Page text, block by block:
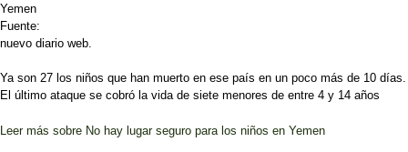
Yemen
Fuente:
nuevo diario web.
Ya son 27 los niños que han muerto en ese país en un poco más de 10 días.
El último ataque se cobró la vida de siete menores de entre 4 y 14 años
Leer más sobre No hay lugar seguro para los niños en Yemen